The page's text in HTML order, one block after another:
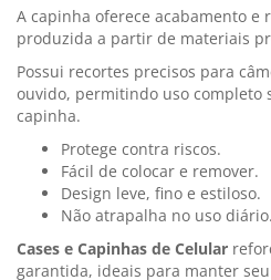
A capinha oferece acabamento e
produzida a partir de materiais
Possui recortes precisos para
ouvido, permitindo uso completo
capinha.
Protege contra riscos.
Fácil de colocar e remover.
Design leve, fino e estiloso.
Não atrapalha no uso diário.
Cases e Capinhas de Celular
garantida, ideais para manter seu